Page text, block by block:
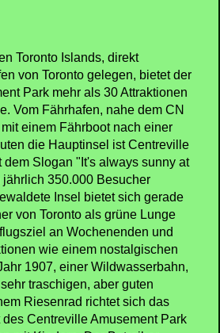
Toronto Islands, direkt
von Toronto gelegen, bietet der
Park mehr als 30 Attraktionen
Vom Fährhafen, nahe dem CN
einem Fährboot nach einer
die Hauptinsel ist Centreville
dem Slogan "It's always sunny at
350.000 Besucher
Insel bietet sich gerade
von Toronto als grüne Lunge
an Wochenenden und
wie einem nostalgischen
1907, einer Wildwasserbahn,
traschigen, aber guten
Riesenrad richtet sich das
Centreville Amusement Park